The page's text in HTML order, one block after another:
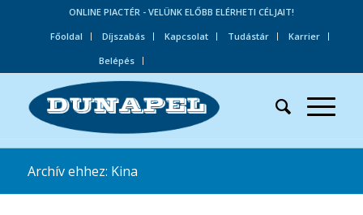
ONLINE PIACTÉR - VELÜNK ELŐBB ELÉRHETI CÉLJAIT!
Főoldal
Díjszabás Kapcsolat Tudástár
Karrier
Belépés
Archív ehhez: Kina